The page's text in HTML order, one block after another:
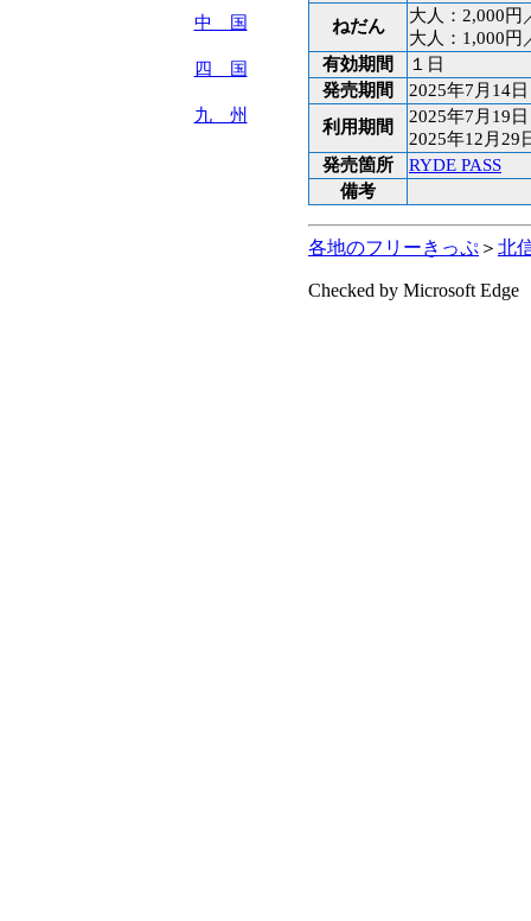
中 国
四 国
九 州
ねだん
大人：2,000円
大人：1,000
有効期間
１日
発売期間
2025年7月14
利用期間
2025年7月19
2025年12月29
発売箇所
RYDE PASS
備考
各地のフリーきっぷ ＞ 北
Checked by Microsoft Edge